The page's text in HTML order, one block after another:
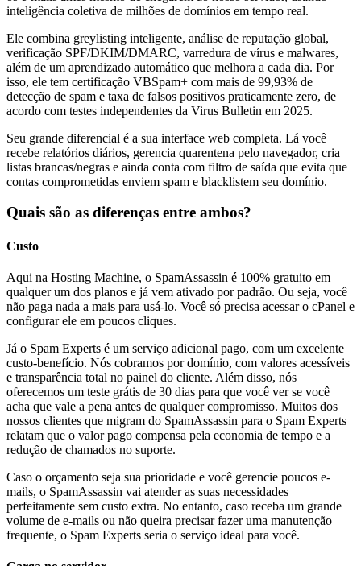
inteligência coletiva de milhões de domínios em tempo real.
Ele combina greylisting inteligente, análise de reputação global,
verificação SPF/DKIM/DMARC, varredura de vírus e malwares,
além de um aprendizado automático que melhora a cada dia. Por
isso, ele tem certificação VBSpam+ com mais de 99,93% de
detecção de spam e taxa de falsos positivos praticamente zero, de
acordo com testes independentes da Virus Bulletin em 2025.
Seu grande diferencial é a sua interface web completa. Lá você
recebe relatórios diários, gerencia quarentena pelo navegador, cria
listas brancas/negras e ainda conta com filtro de saída que evita que
contas comprometidas enviem spam e blacklistem seu domínio.
Quais são as diferenças entre ambos?
Custo
Aqui na Hosting Machine, o SpamAssassin é 100% gratuito em
qualquer um dos planos e já vem ativado por padrão. Ou seja, você
não paga nada a mais para usá-lo. Você só precisa acessar o cPanel e
configurar ele em poucos cliques.
Já o Spam Experts é um serviço adicional pago, com um excelente
custo-benefício. Nós cobramos por domínio, com valores acessíveis
e transparência total no painel do cliente. Além disso, nós
oferecemos um teste grátis de 30 dias para que você ver se você
acha que vale a pena antes de qualquer compromisso. Muitos dos
nossos clientes que migram do SpamAssassin para o Spam Experts
relatam que o valor pago compensa pela economia de tempo e a
redução de chamados no suporte.
Caso o orçamento seja sua prioridade e você gerencie poucos e-
mails, o SpamAssassin vai atender as suas necessidades
perfeitamente sem custo extra. No entanto, caso receba um grande
volume de e-mails ou não queira precisar fazer uma manutenção
frequente, o Spam Experts seria o serviço ideal para você.